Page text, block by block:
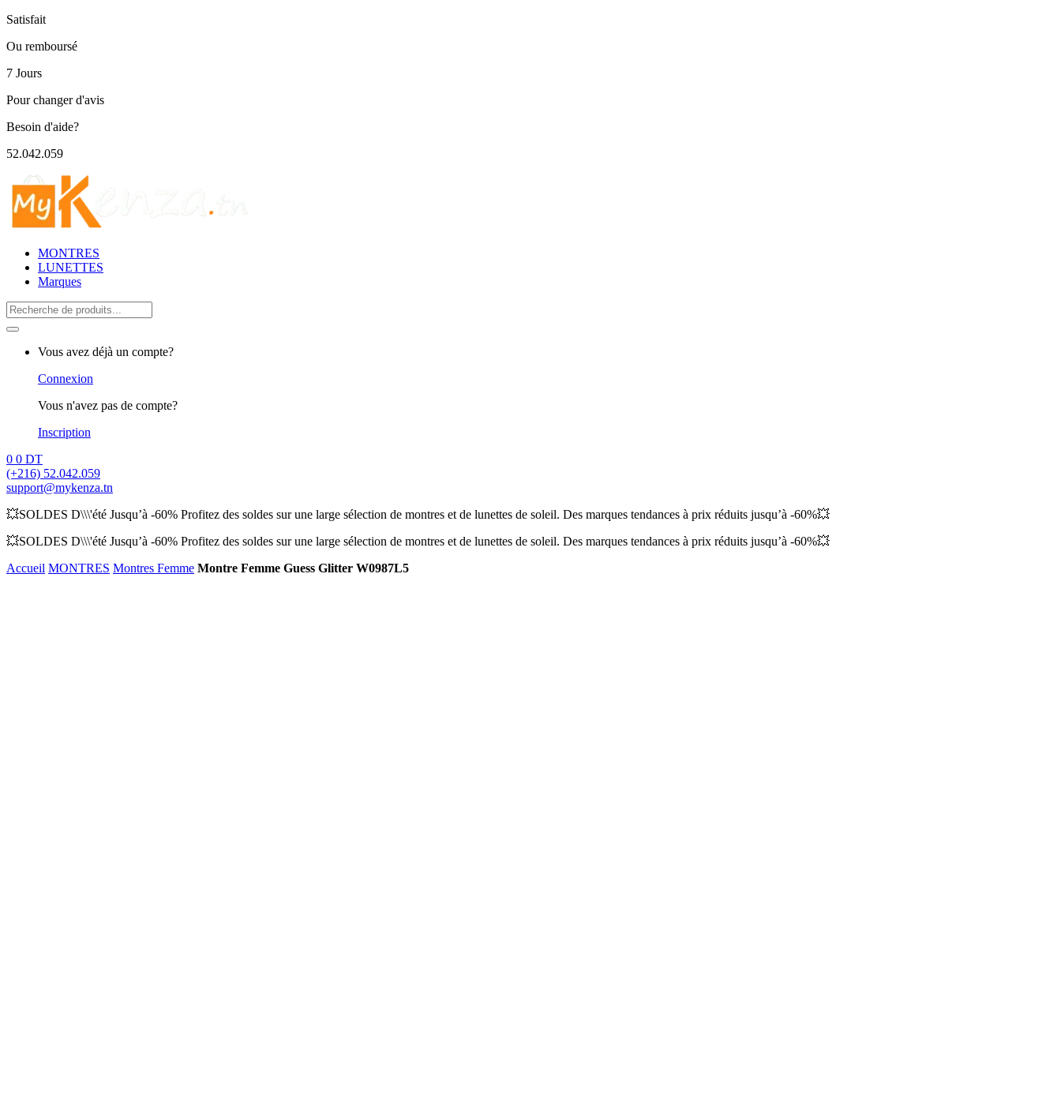
Satisfait
Ou remboursé
7 Jours
Pour changer d'avis
Besoin d'aide?
52.042.059
MONTRES
LUNETTES
Marques
Search
for:
Vous avez déjà un compte?
Connexion
Vous n'avez pas de compte?
Inscription
0 0 DT
(+216) 52.042.059
support@mykenza.tn
💥SOLDES D\\\'été Jusqu’à -60% Profitez des soldes sur une large sélection de montres et de lunettes de soleil. Des marques tendances à prix réduits jusqu’à -60%💥
💥SOLDES D\\\'été Jusqu’à -60% Profitez des soldes sur une large sélection de montres et de lunettes de soleil. Des marques tendances à prix réduits jusqu’à -60%💥
Accueil MONTRES Montres Femme Montre Femme Guess Glitter W0987L5